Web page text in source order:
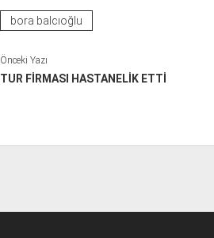
bora balcıoğlu
Önceki Yazı
TUR FİRMASI HASTANELİK ETTİ